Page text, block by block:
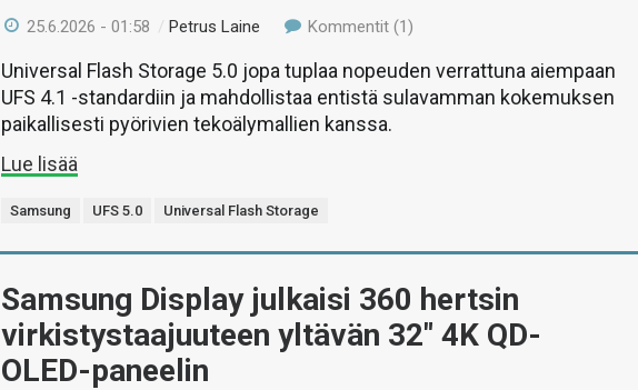
25.6.2026 - 01:58 /Petrus Laine Kommentit (1)
Universal Flash Storage 5.0 jopa tuplaa nopeuden verrattuna aiempaan
UFS 4.1 -standardiin ja mahdollistaa entistä sulavamman kokemuksen
paikallisesti pyörivien tekoälymallien kanssa.
Lue lisää
Samsung UFS 5.0 Universal Flash Storage
Samsung Display julkaisi 360 hertsin
virkistystaajuuteen yltävän 32″ 4K QD-
OLED-paneelin